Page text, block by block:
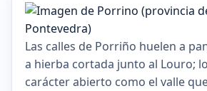
Las calles de Porriño huelen a
a hierba cortada junto al Louro;
carácter abierto como el valle